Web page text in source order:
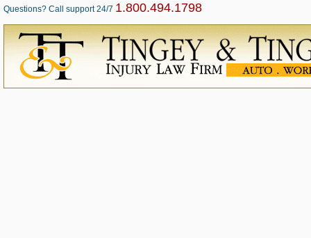
Questions? Call support 24/7 1.800.494.1798